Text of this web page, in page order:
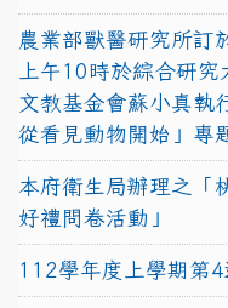
農業部獸醫研究所訂
上午10時於綜合研
文教基金會蘇小真執
從看見動物開始」專
本府衛生局辦理之「
好禮問卷活動」
112學年度上學期第